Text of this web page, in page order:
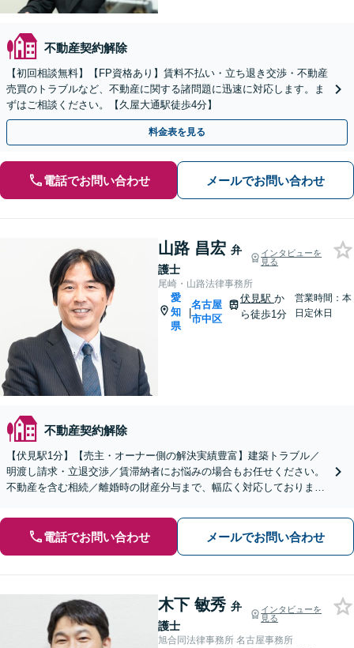
不動産契約解除
【初回相談無料】【FP資格あり】賃料不払い・立ち退き交渉・不動産
売買のトラブルなど、不動産に関する諸問題に迅速に対応します。ま
ずはご相談ください。【久屋大通駅徒歩4分】
料金表を見る
電話でお問い合わせ メールでお問い合わせ
山路 昌宏 弁
護士
インタビューを
見る
尾崎・山路法律事務所
愛
知
県
|
名古屋
市中区
伏見駅 か
ら徒歩1分
営業時間：本
日定休日
不動産契約解除
【伏見駅1分】【売主・オーナー側の解決実績豊富】建築トラブル／
明渡し請求・立退交渉／賃滞納者にお悩みの場合もお任せください。
不動産を含む相続／離婚時の財産分与まで、幅広く対応しておりま
電話でお問い合わせ メールでお問い合わせ
木下 敏秀 弁
護士
インタビューを
見る
旭合同法律事務所 名古屋事務所